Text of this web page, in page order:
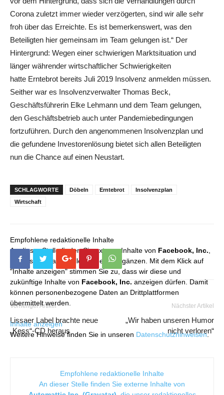
Corona zuletzt immer wieder verzögerten, sind wir alle sehr
froh über das Erreichte. Es ist bemerkenswert, was den
Beteiligten hier gemeinsam im Team gelungen ist.“ Der
Hintergrund: Wegen einer schwierigen Marktsituation und
länger währender wirtschaftlicher Schwierigkeiten
hatte Erntebrot bereits Juli 2019 Insolvenz anmelden müssen.
Seither war es Insolvenzverwalter Thomas Beck,
Geschäftsführerin Elke Lehmann und dem Team gelungen,
den Geschäftsbetrieb auch unter Pandemiebedingungen
fortzuführen. Durch den angenommenen Insolvenzplan und
die gefundene Investorenlösung bietet sich allen Beteiligten
nun die Chance auf einen Neustart.
SCHLAGWORTE Döbeln Erntebrot
Insolvenzplan
Wirtschaft
Empfohlene redaktionelle Inhalte
An dieser Stelle finden Sie externe Inhalte von Facebook, Inc.
die unser redaktionelles Angebot ergänzen. Mit dem Klick auf
"Inhalte anzeigen" stimmen Sie zu, dass wir diese und
zukünftige Inhalte von Facebook, Inc. anzeigen dürfen. Damit
können personenbezogene Daten an Drittplattformen
übermittelt werden.
Inhalte anzeigen
Weitere Hinweise finden Sie in unseren Datenschutzhinweisen.
Vorheriger Artikel
Lissaer Label brachte neue
„Kess“-CD heraus
Nächster Artikel
„Wir haben unseren Humor
nicht verloren“
Empfohlene redaktionelle Inhalte
An dieser Stelle finden Sie externe Inhalte von